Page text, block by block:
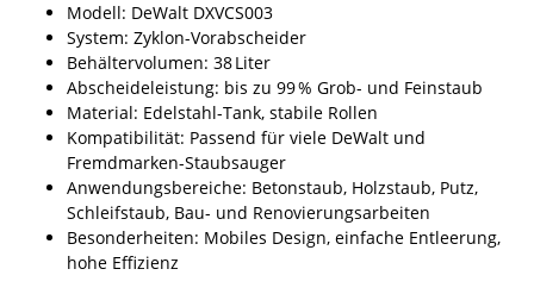
Modell: DeWalt DXVCS003
System: Zyklon-Vorabscheider
Behältervolumen: 38 Liter
Abscheideleistung: bis zu 99 % Grob- und Feinstaub
Material: Edelstahl-Tank, stabile Rollen
Kompatibilität: Passend für viele DeWalt und
Fremdmarken-Staubsauger
Anwendungsbereiche: Betonstaub, Holzstaub, Putz,
Schleifstaub, Bau- und Renovierungsarbeiten
Besonderheiten: Mobiles Design, einfache Entleerung,
hohe Effizienz